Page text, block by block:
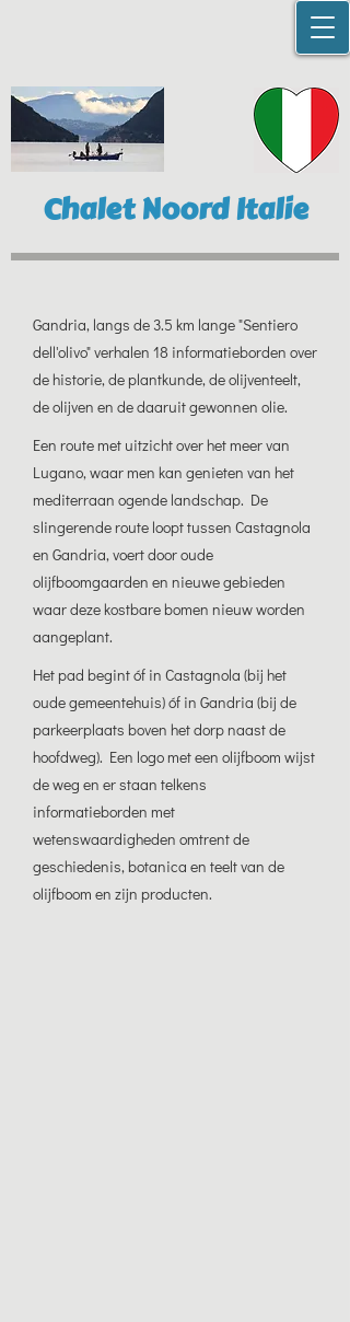
Chalet Noord Italie
Gandria, langs de 3.5 km lange "Sentiero
dell'olivo" verhalen 18 informatieborden over
de historie, de plantkunde, de olijventeelt,
de olijven en de daaruit gewonnen olie.
Een route met uitzicht over het meer van
Lugano, waar men kan genieten van het
mediterraan ogende landschap. De
slingerende route loopt tussen Castagnola
en Gandria, voert door oude
olijfboomgaarden en nieuwe gebieden
waar deze kostbare bomen nieuw worden
aangeplant.
Het pad begint óf in Castagnola (bij het
oude gemeentehuis) óf in Gandria (bij de
parkeerplaats boven het dorp naast de
hoofdweg). Een logo met een olijfboom wijst
de weg en er staan telkens
informatieborden met
wetenswaardigheden omtrent de
geschiedenis, botanica en teelt van de
olijfboom en zijn producten.